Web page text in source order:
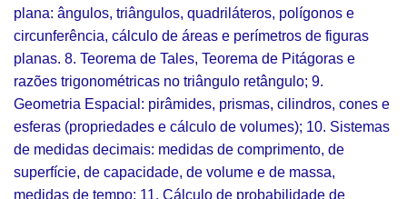
plana: ângulos, triângulos, quadriláteros, polígonos e
circunferência, cálculo de áreas e perímetros de figuras
planas. 8. Teorema de Tales, Teorema de Pitágoras e
razões trigonométricas no triângulo retângulo; 9.
Geometria Espacial: pirâmides, prismas, cilindros, cones e
esferas (propriedades e cálculo de volumes); 10. Sistemas
de medidas decimais: medidas de comprimento, de
superfície, de capacidade, de volume e de massa,
medidas de tempo; 11. Cálculo de probabilidade de